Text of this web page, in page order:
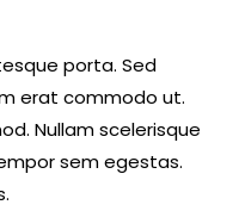
porta. Sed
erat commodo ut.
Nullam scelerisque
sem egestas.